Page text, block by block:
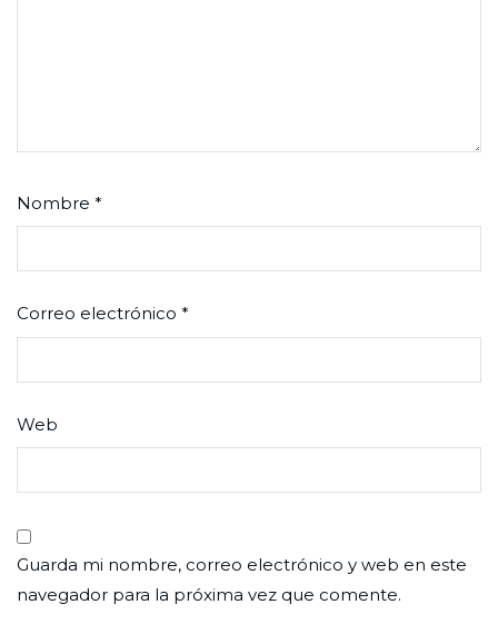
Nombre *
Correo electrónico *
Web
Guarda mi nombre, correo electrónico y web en este
navegador para la próxima vez que comente.